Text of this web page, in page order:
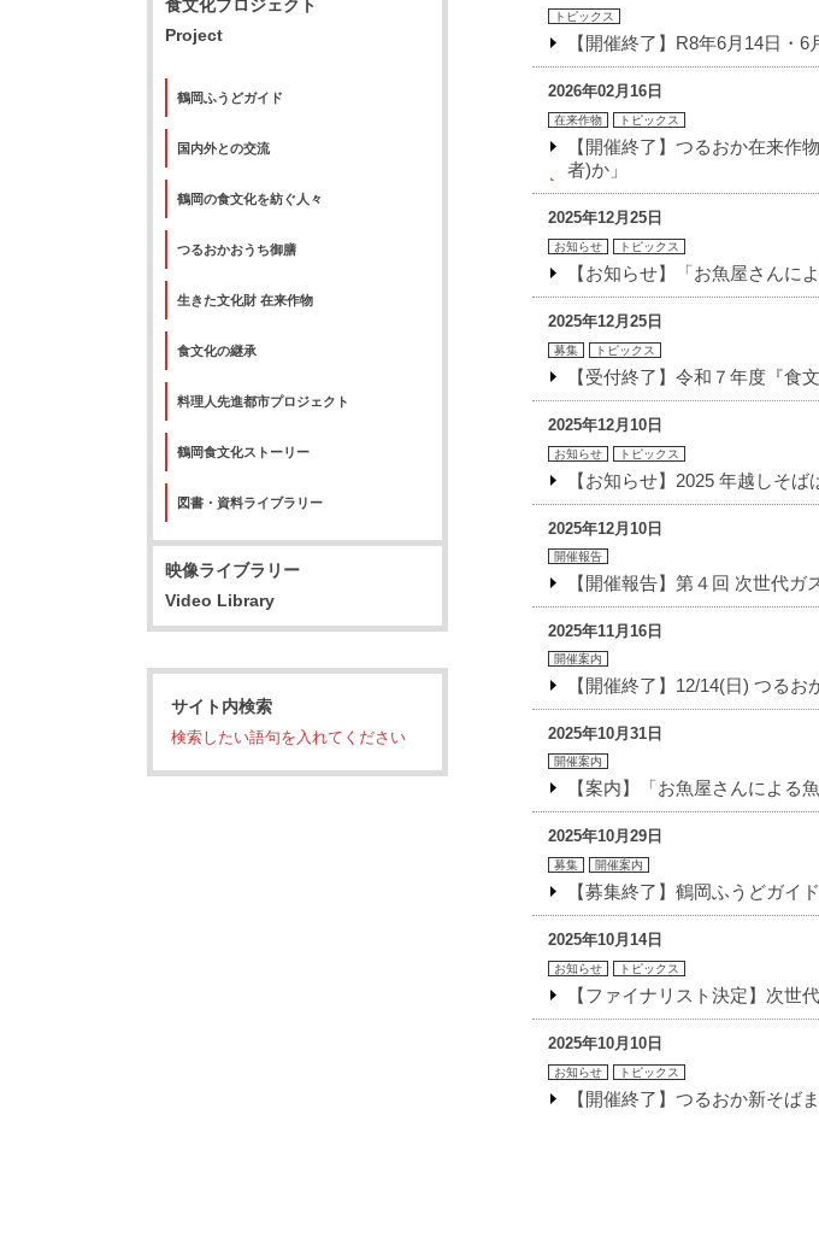
トピックス
【開催終了】R8年6月14日・
2026年02月16日
在来作物 トピックス
【開催終了】つるおか在来作
者)か」
2025年12月25日
お知らせ トピックス
【お知らせ】「お魚屋さんに
2025年12月25日
募集 トピックス
【受付終了】令和７年度『食
2025年12月10日
お知らせ トピックス
【お知らせ】2025 年越しそば
2025年12月10日
開催報告
【開催報告】第４回 次世代
2025年11月16日
開催案内
【開催終了】12/14(日) つる
2025年10月31日
開催案内
【案内】「お魚屋さんによる
2025年10月29日
募集 開催案内
【募集終了】鶴岡ふうどガイ
2025年10月14日
お知らせ トピックス
【ファイナリスト決定】次世
2025年10月10日
お知らせ トピックス
【開催終了】つるおか新そば
食文化プロジェクト
Project
鶴岡ふうどガイド
国内外との交流
鶴岡の食文化を紡ぐ人々
つるおかおうち御膳
生きた文化財 在来作物
食文化の継承
料理人先進都市プロジェクト
鶴岡食文化ストーリー
図書・資料ライブラリー
映像ライブラリー
Video Library
サイト内検索
検索したい語句を入れてください